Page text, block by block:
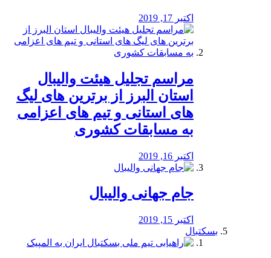
اکتبر 17, 2019
مراسم تجلیل هیئت والیبال
استان البرز از برترین های لیگ
های استانی و تیم های اعزامی
به مسابقات کشوری
اکتبر 16, 2019
جام جهانی والیبال
اکتبر 15, 2019
بسکتبال